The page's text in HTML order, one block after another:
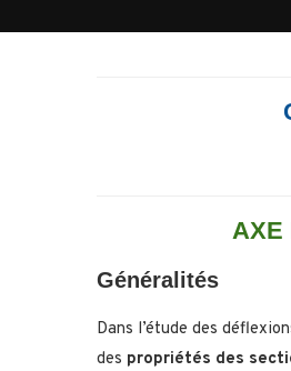
AXE
Généralités
Dans l’étude des
des propriétés des